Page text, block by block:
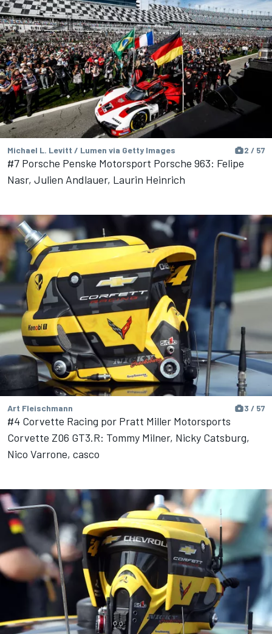
Michael L. Levitt / Lumen via Getty Images 2 / 57
#7 Porsche Penske Motorsport Porsche 963: Felipe
Nasr, Julien Andlauer, Laurin Heinrich
Art Fleischmann 3 / 57
#4 Corvette Racing por Pratt Miller Motorsports
Corvette Z06 GT3.R: Tommy Milner, Nicky Catsburg,
Nico Varrone, casco